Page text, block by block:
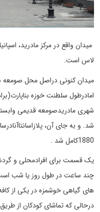
میدان واقع در مرکز مادرید،
لاس است.
شهری مادریدصومعه قدیمی
1880کامل شد .
یک قسمت برای افرادمحلی و
چند ساعت در طول روز یا شب
های گیاهی خوشمزه در یکی از
درحالی که تماشای کودکان از